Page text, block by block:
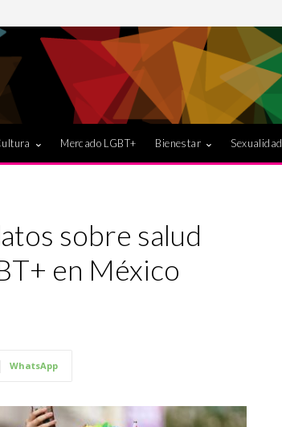
Mercado LGBT+ Bienestar Sexualidad
sobre salud
en México
WhatsApp